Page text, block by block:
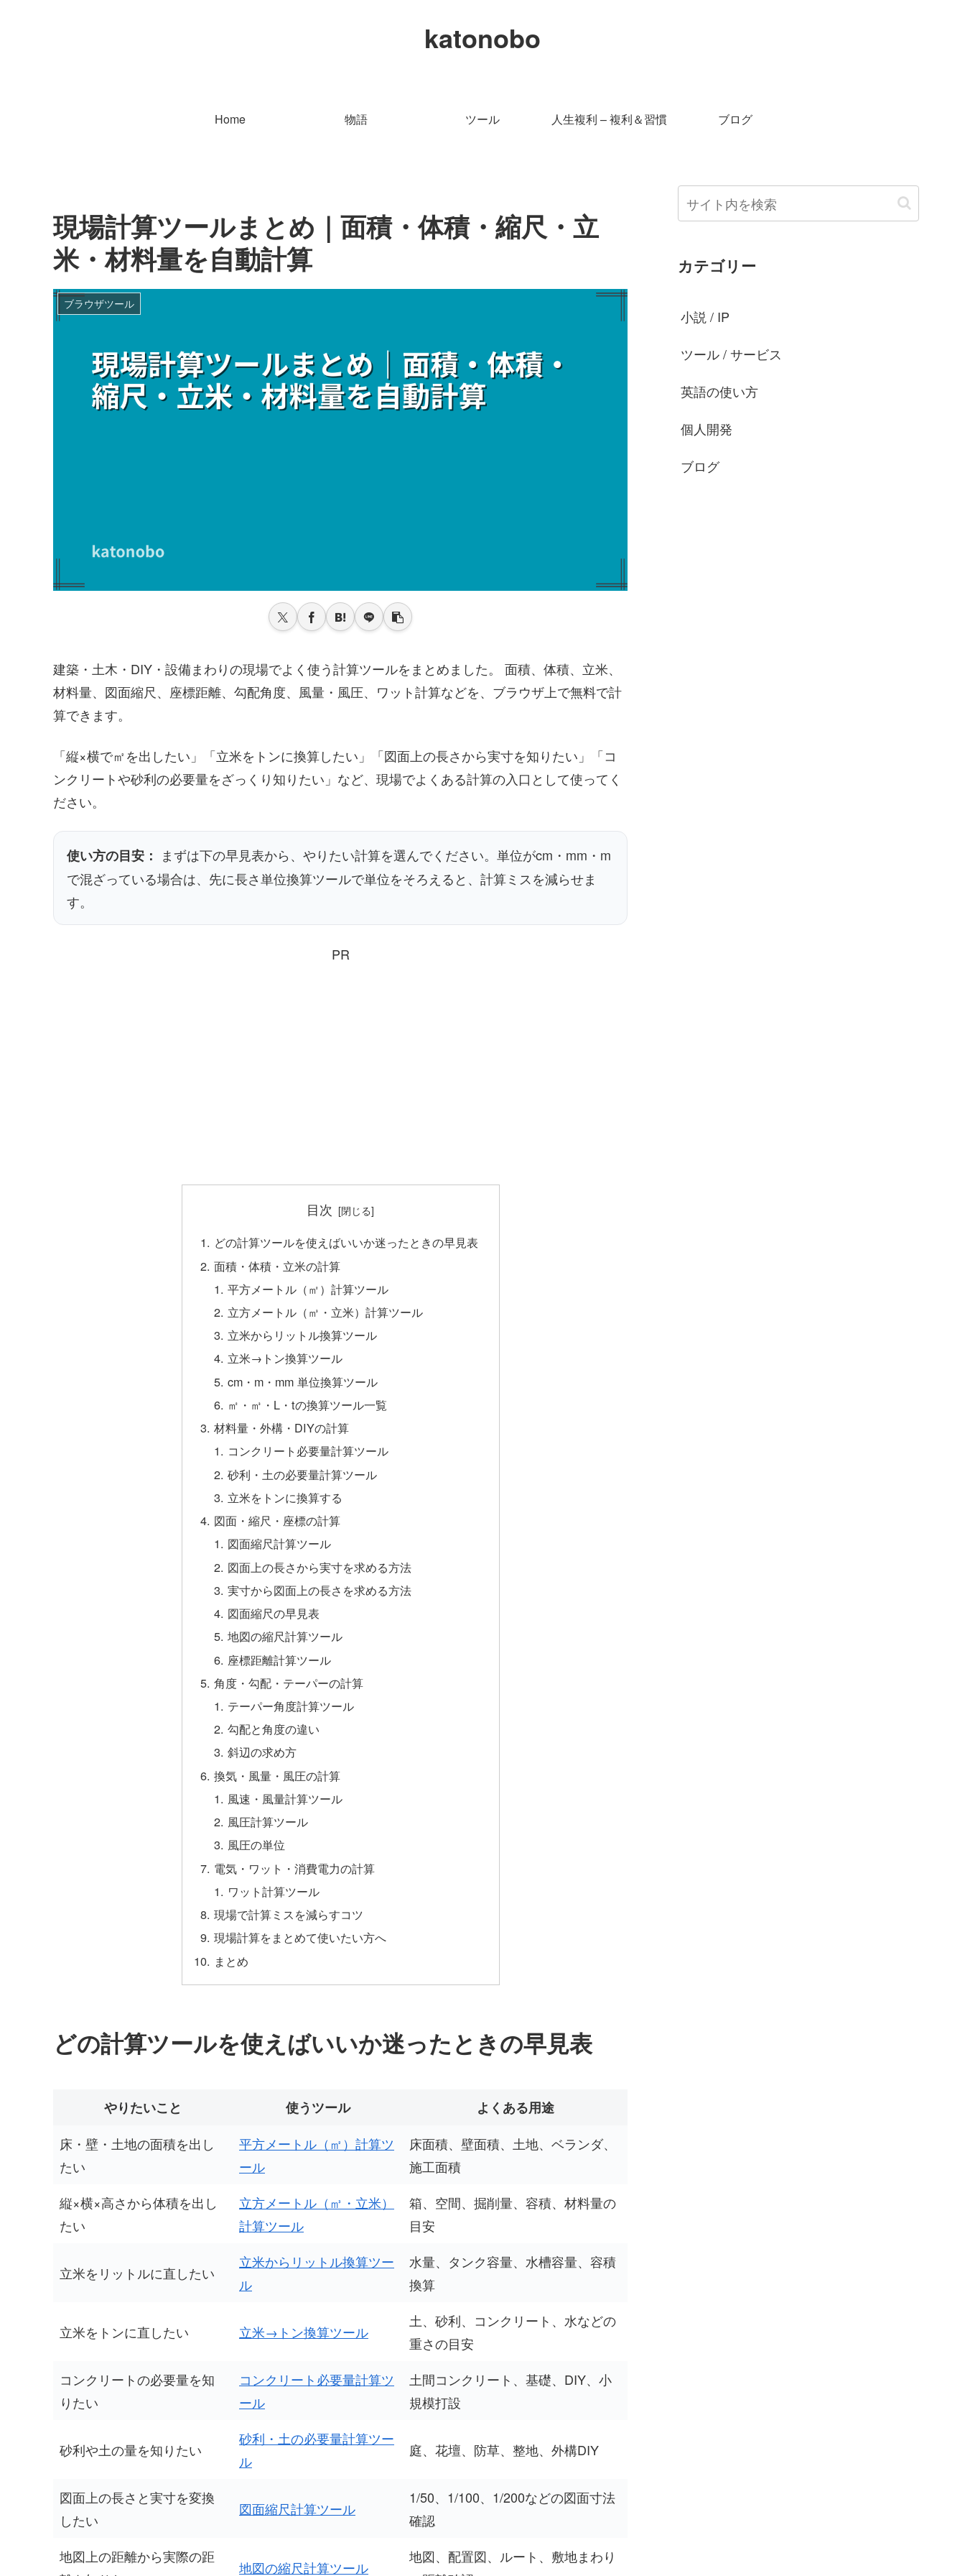
katonobo
Home 物語 ツール 人生複利 – 複利＆習慣 ブログ
現場計算ツールまとめ｜面積・体積・縮尺・立
米・材料量を自動計算
ブラウザツール
建築・土木・DIY・設備まわりの現場でよく使う計算ツールをまとめました。 面積、体積、立米、
材料量、図面縮尺、座標距離、勾配角度、風量・風圧、ワット計算などを、ブラウザ上で無料で計
算できます。
「縦×横で㎡を出したい」「立米をトンに換算したい」「図面上の長さから実寸を知りたい」「コ
ンクリートや砂利の必要量をざっくり知りたい」など、現場でよくある計算の入口として使ってく
ださい。
使い方の目安：
まずは下の早見表から、やりたい計算を選んでください。単位がcm・mm・m
で混ざっている場合は、先に長さ単位換算ツールで単位をそろえると、計算ミスを減らせま
す。
PR
目次
どの計算ツールを使えばいいか迷ったときの早見表
面積・体積・立米の計算
平方メートル（㎡）計算ツール
立方メートル（㎥・立米）計算ツール
立米からリットル換算ツール
立米→トン換算ツール
cm・m・mm 単位換算ツール
㎡・㎥・L・tの換算ツール一覧
材料量・外構・DIYの計算
コンクリート必要量計算ツール
砂利・土の必要量計算ツール
立米をトンに換算する
図面・縮尺・座標の計算
図面縮尺計算ツール
図面上の長さから実寸を求める方法
実寸から図面上の長さを求める方法
図面縮尺の早見表
地図の縮尺計算ツール
座標距離計算ツール
角度・勾配・テーパーの計算
テーパー角度計算ツール
勾配と角度の違い
斜辺の求め方
換気・風量・風圧の計算
風速・風量計算ツール
風圧計算ツール
風圧の単位
電気・ワット・消費電力の計算
ワット計算ツール
現場で計算ミスを減らすコツ
現場計算をまとめて使いたい方へ
まとめ
どの計算ツールを使えばいいか迷ったときの早見表
やりたいこと 使うツール
よくある用途
床・壁・土地の面積を出し
たい
平方メートル（㎡）計算ツ
ール
床面積、壁面積、土地、ベランダ、
施工面積
縦×横×高さから体積を出し
たい
立方メートル（㎥・立米）
計算ツール
箱、空間、掘削量、容積、材料量の
目安
立米をリットルに直したい
立米からリットル換算ツー
ル
水量、タンク容量、水槽容量、容積
換算
立米をトンに直したい 立米→トン換算ツール
土、砂利、コンクリート、水などの
重さの目安
コンクリートの必要量を知
りたい
コンクリート必要量計算ツ
ール
土間コンクリート、基礎、DIY、小
規模打設
砂利や土の量を知りたい
砂利・土の必要量計算ツー
ル
庭、花壇、防草、整地、外構DIY
図面上の長さと実寸を変換
したい
図面縮尺計算ツール
1/50、1/100、1/200などの図面寸法
確認
地図上の距離から実際の距
地図の縮尺計算ツール
地図、配置図、ルート、敷地まわり
カテゴリー
小説 / IP
ツール / サービス
英語の使い方
個人開発
ブログ